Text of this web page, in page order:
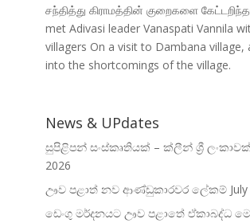
சந்தித்து கிராமத்தின் குறைகளை
met Adivasi leader Vanaspati Vannila
villagers On a visit to Dambana village,
into the shortcomings of the village.
News & UPdates
සුපිළිපන් සංස්කෘතියක් – ක්ලීන් ශ්‍රී ලංකාවක්
2026
ඌව පළාත් නව ආණ්ඩුකාරවර ලේකම්
ඩෙංගු මර්දනයට ඌව පළාතේ ඒකාබද්ධ